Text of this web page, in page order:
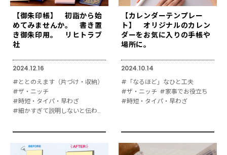
【御朱印帳】 初詣から始
めてみませんか。 書き置
き御朱印用。 リヒトラブ
社
2024.12.16
#ととのえます（片づけ・収納）
#ザ・ニッチ
#時短・タイパ・早わざ
#細かすぎて説明しないと伝わりにくい
【カレンダーテンプレー
ト】 オリジナルのカレン
ダーをお気に入りの手帳や
場所に。
2024.10.14
#「なるほど」なひと工夫
#ザ・ニッチ #家事でお役立ち
#時短・タイパ・早わざ